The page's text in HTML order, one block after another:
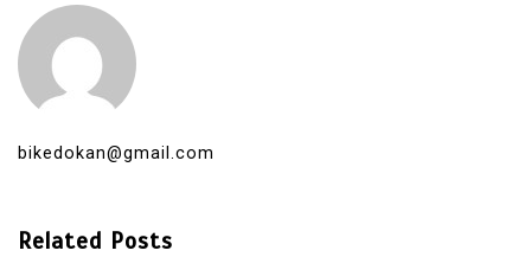
bikedokan@gmail.com
Related Posts